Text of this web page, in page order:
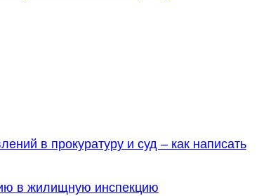
в прокуратуру и суд – как написать
в жилищную инспекцию